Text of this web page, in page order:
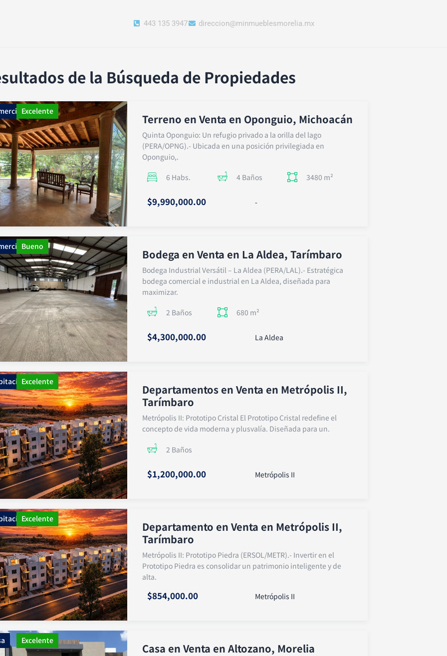
443 135 3947 direccion@minmueblesmorelia.mx
de la Búsqueda de Propiedades
Excelente
Terreno en Venta en Oponguio, Michoacán
Quinta Oponguio: Un refugio privado a la orilla del lago
(PERA/OPNG).- Ubicada en una posición privilegiada en
Oponguio,.
6 Habs. 4 Baños 3480 m²
$9,990,000.00 -
Bueno
Bodega en Venta en La Aldea, Tarímbaro
Bodega Industrial Versátil – La Aldea (PERA/LAL).- Estratégica
bodega comercial e industrial en La Aldea, diseñada para
maximizar.
2 Baños 680 m²
$4,300,000.00 La Aldea
Excelente
Departamentos en Venta en Metrópolis II,
Tarímbaro
Metrópolis II: Prototipo Cristal El Prototipo Cristal redefine el
concepto de vida moderna y plusvalía. Diseñada para un.
2 Baños
$1,200,000.00 Metrópolis II
Excelente
Departamento en Venta en Metrópolis II,
Tarímbaro
Metrópolis II: Prototipo Piedra (ERSOL/METR).- Invertir en el
Prototipo Piedra es consolidar un patrimonio inteligente y de
alta.
$854,000.00 Metrópolis II
Excelente
Casa en Venta en Altozano, Morelia